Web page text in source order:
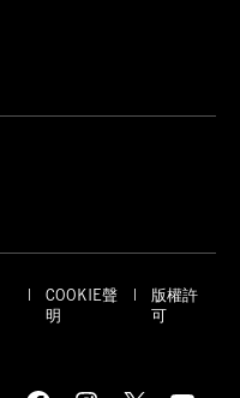
COOKIE聲
明
版權許
可